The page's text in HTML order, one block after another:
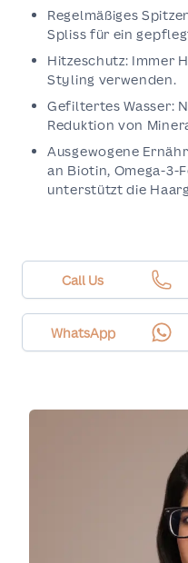
Call Us
WhatsApp
Regelmäßiges
Spliss für ein
Hitzeschutz: Immer
Styling verwenden.
Gefiltertes Wasser:
Reduktion von
Ausgewogene
an Biotin, Omega-3-
unterstützt die